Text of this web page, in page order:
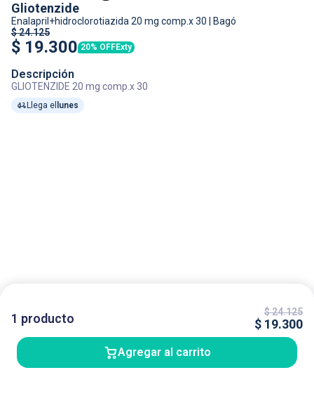
Gliotenzide
Enalapril+hidroclorotiazida 20 mg comp.x 30
Bagó
$24.125
$ 19.300 20% OFFExty
Descripción
GLIOTENZIDE 20 mg comp.x 30
Llega el lunes
1 producto $24.125
$ 19.300
Agregar al carrito